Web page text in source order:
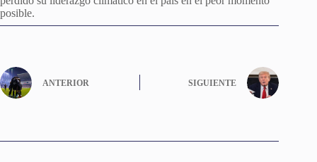
posible.
ANTERIOR SIGUIENTE